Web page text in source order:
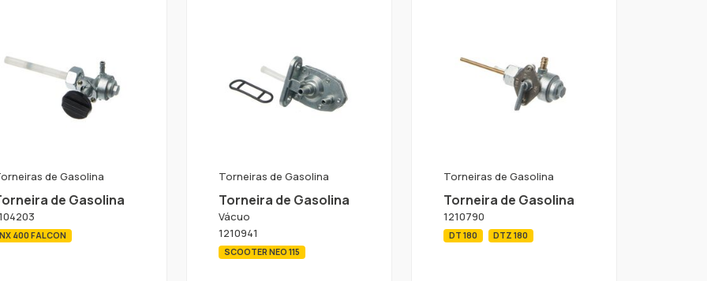
de Gasolina
de Gasolina
400 FALCON
Torneiras de Gasolina
Torneira de Gasolina
Vácuo
1210941
SCOOTER NEO 115
Torneiras de Gasolina
Torneira de Gasolina
1210790
DT 180 DTZ 180